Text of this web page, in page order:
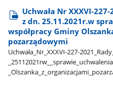
Uchwała Nr XXXVI-
z dn. 25.11.2021r.w
współpracy Gminy
pozarządowymi
Uchwała​_Nr​_XXXVI-227-